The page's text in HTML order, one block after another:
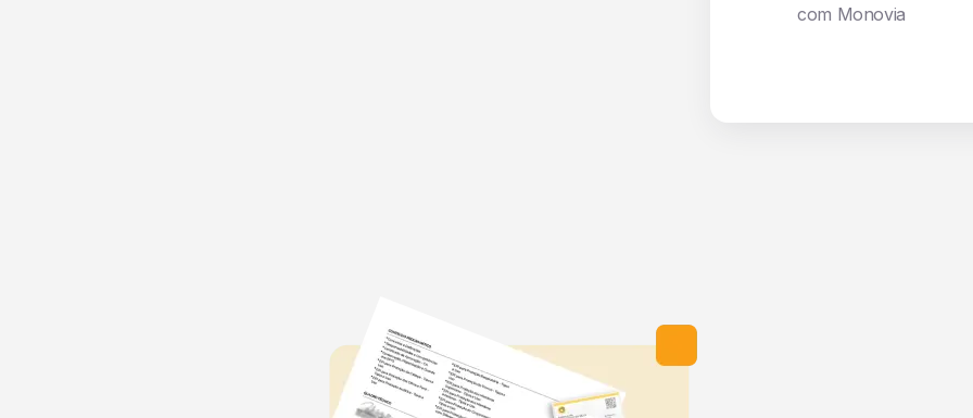
com Monovia